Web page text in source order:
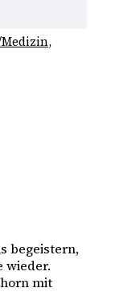
begeistern,
wieder.
mit